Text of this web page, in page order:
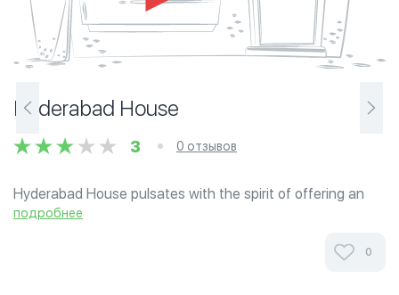
Hyderabad House
3 0 отзывов
Hyderabad House pulsates with the spirit of offering an
energetic dining experience that takes guests on an
подробнее
0